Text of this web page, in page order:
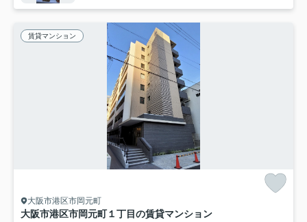
賃貸マンション
大阪市港区市岡元町
大阪市港区市岡元町１丁目の賃貸マンション